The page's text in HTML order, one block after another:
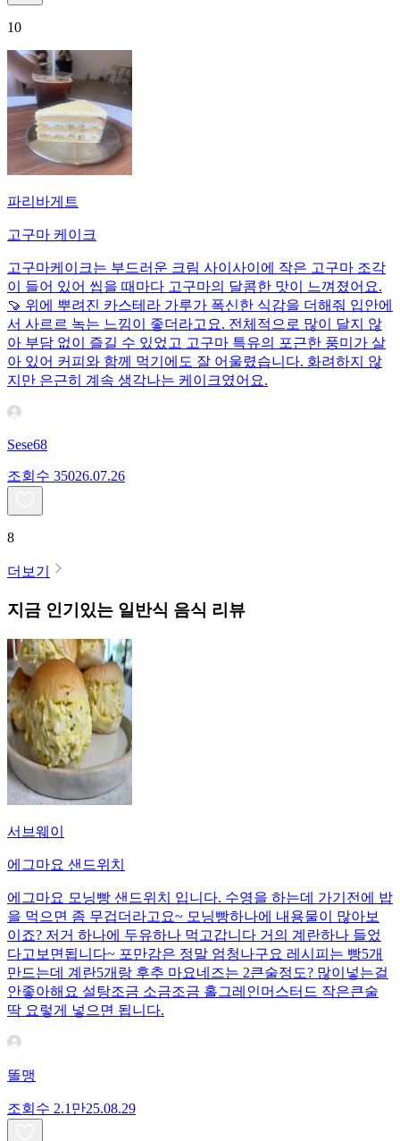
10
파리바게트
고구마 케이크
고구마케이크는 부드러운 크림 사이사이에 작은 고구마 조각
이 들어 있어 씹을 때마다 고구마의 달콤한 맛이 느껴졌어요.
🍠 위에 뿌려진 카스테라 가루가 폭신한 식감을 더해줘 입안에
서 사르르 녹는 느낌이 좋더라고요. 전체적으로 많이 달지 않
아 부담 없이 즐길 수 있었고 고구마 특유의 포근한 풍미가 살
아 있어 커피와 함께 먹기에도 잘 어울렸습니다. 화려하지 않
지만 은근히 계속 생각나는 케이크였어요.
Sese68
조회수 35026.07.26
8
더보기
지금 인기있는 일반식 음식 리뷰
서브웨이
에그마요 샌드위치
에그마요 모닝빵 샌드위치 입니다. 수영을 하는데 가기전에 밥
을 먹으면 좀 무겁더라고요~ 모닝빵하나에 내용물이 많아보
이죠? 저거 하나에 두유하나 먹고갑니다 거의 계란하나 들었
다고보면됩니다~ 포만감은 정말 엄청나구요 레시피는 빵5개
만드는데 계란5개랑 후추 마요네즈는 2큰술정도? 많이넣는걸
안좋아해요 설탕조금 소금조금 홀그레인머스터드 작은큰술
딱 요렇게 넣으면 됩니다.
똘맹
조회수 2.1만25.08.29